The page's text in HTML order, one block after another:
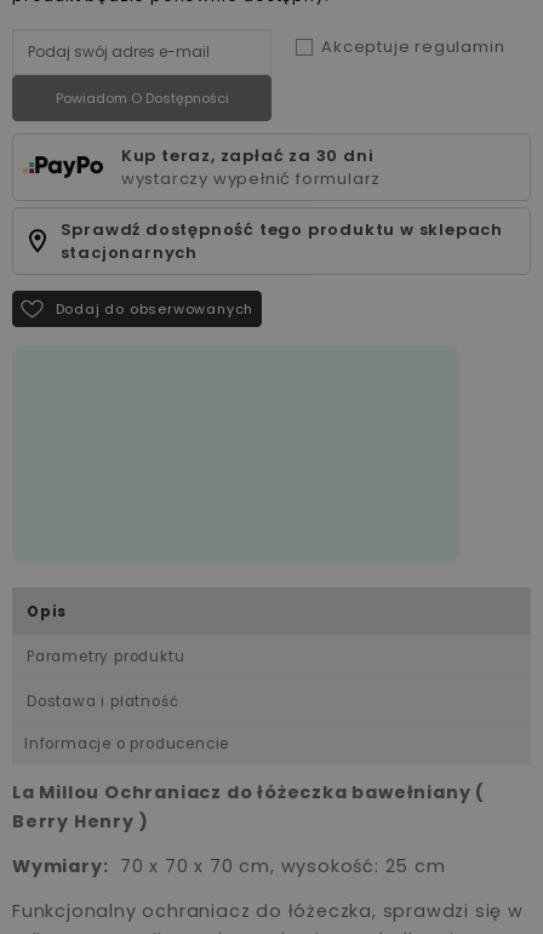
Akceptuje regulamin
Powiadom O Dostępności
Kup teraz, zapłać za 30 dni
wystarczy wypełnić formularz
Sprawdź dostępność tego produktu w sklepach
stacjonarnych
Dodaj do obserwowanych
Opis
Parametry produktu
Dostawa i płatność
Informacje o producencie
La Millou Ochraniacz do łóżeczka bawełniany (
Berry Henry )
Wymiary: 70 x 70 x 70 cm, wysokość: 25 cm
Funkcjonalny ochraniacz do łóżeczka, sprawdzi się w